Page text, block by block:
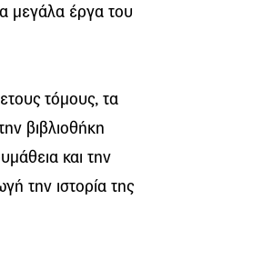
μεγάλα έργα του
τόμους, τα
βιβλιοθήκη
και την
την ιστορία της